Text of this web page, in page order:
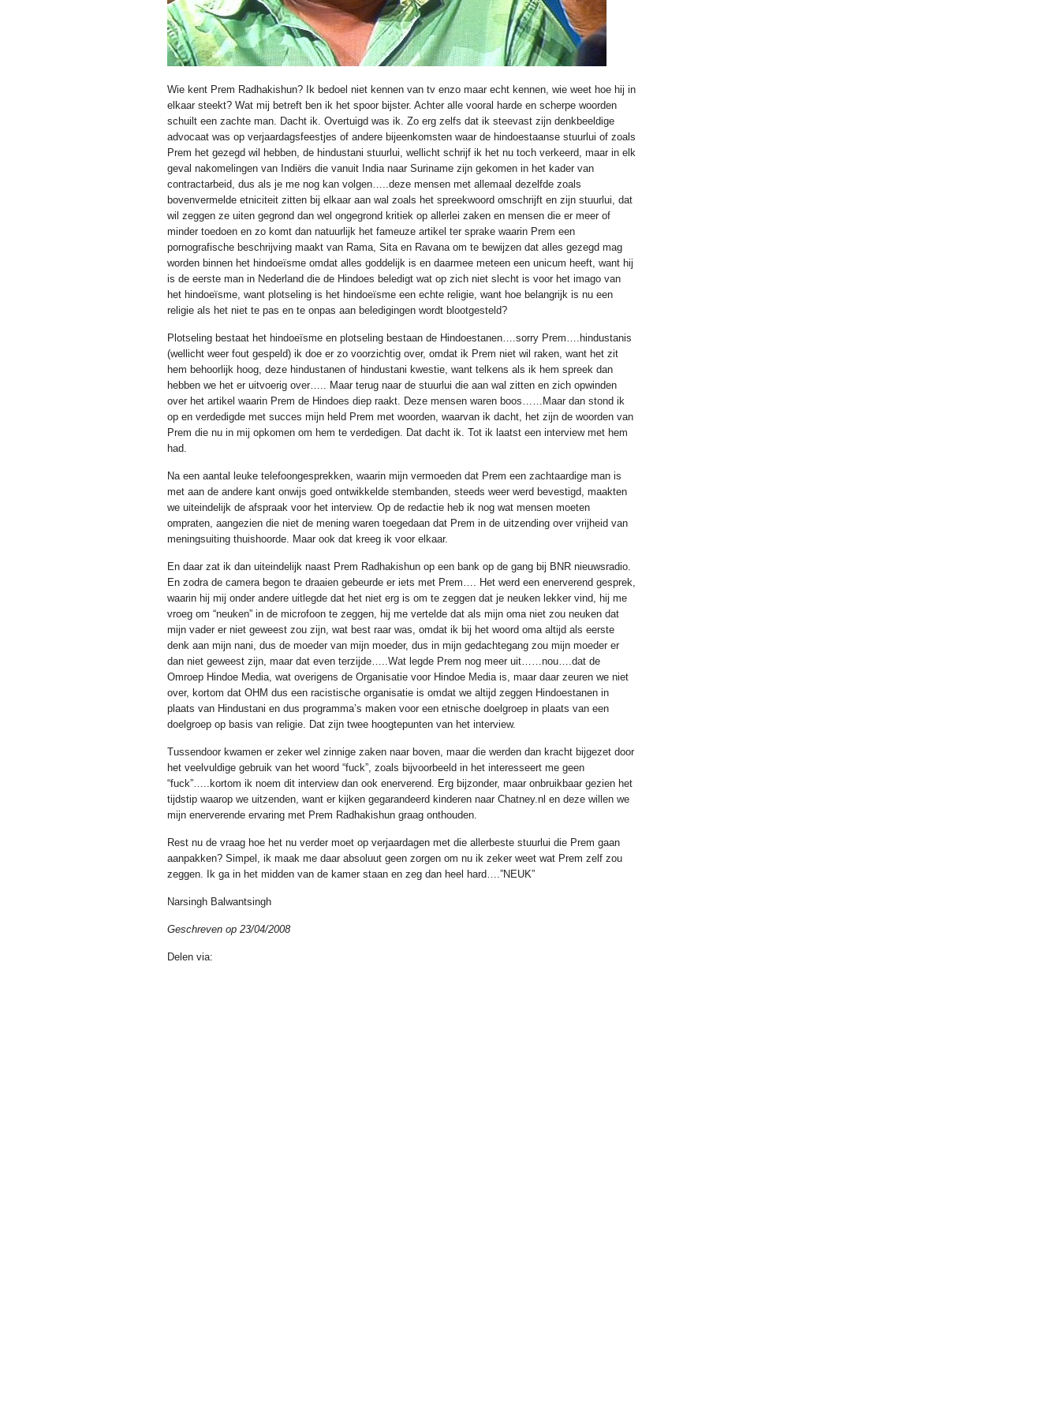
Wie kent Prem Radhakishun? Ik bedoel niet kennen van tv enzo maar echt kennen, wie weet hoe hij in
elkaar steekt? Wat mij betreft ben ik het spoor bijster. Achter alle vooral harde en scherpe woorden
schuilt een zachte man. Dacht ik. Overtuigd was ik. Zo erg zelfs dat ik steevast zijn denkbeeldige
advocaat was op verjaardagsfeestjes of andere bijeenkomsten waar de hindoestaanse stuurlui of zoals
Prem het gezegd wil hebben, de hindustani stuurlui, wellicht schrijf ik het nu toch verkeerd, maar in elk
geval nakomelingen van Indiërs die vanuit India naar Suriname zijn gekomen in het kader van
contractarbeid, dus als je me nog kan volgen…..deze mensen met allemaal dezelfde zoals
bovenvermelde etniciteit zitten bij elkaar aan wal zoals het spreekwoord omschrijft en zijn stuurlui, dat
wil zeggen ze uiten gegrond dan wel ongegrond kritiek op allerlei zaken en mensen die er meer of
minder toedoen en zo komt dan natuurlijk het fameuze artikel ter sprake waarin Prem een
pornografische beschrijving maakt van Rama, Sita en Ravana om te bewijzen dat alles gezegd mag
worden binnen het hindoeïsme omdat alles goddelijk is en daarmee meteen een unicum heeft, want hij
is de eerste man in Nederland die de Hindoes beledigt wat op zich niet slecht is voor het imago van
het hindoeïsme, want plotseling is het hindoeïsme een echte religie, want hoe belangrijk is nu een
religie als het niet te pas en te onpas aan beledigingen wordt blootgesteld?
Plotseling bestaat het hindoeïsme en plotseling bestaan de Hindoestanen….sorry Prem….hindustanis
(wellicht weer fout gespeld) ik doe er zo voorzichtig over, omdat ik Prem niet wil raken, want het zit
hem behoorlijk hoog, deze hindustanen of hindustani kwestie, want telkens als ik hem spreek dan
hebben we het er uitvoerig over….. Maar terug naar de stuurlui die aan wal zitten en zich opwinden
over het artikel waarin Prem de Hindoes diep raakt. Deze mensen waren boos……Maar dan stond ik
op en verdedigde met succes mijn held Prem met woorden, waarvan ik dacht, het zijn de woorden van
Prem die nu in mij opkomen om hem te verdedigen. Dat dacht ik. Tot ik laatst een interview met hem
had.
Na een aantal leuke telefoongesprekken, waarin mijn vermoeden dat Prem een zachtaardige man is
met aan de andere kant onwijs goed ontwikkelde stembanden, steeds weer werd bevestigd, maakten
we uiteindelijk de afspraak voor het interview. Op de redactie heb ik nog wat mensen moeten
ompraten, aangezien die niet de mening waren toegedaan dat Prem in de uitzending over vrijheid van
meningsuiting thuishoorde. Maar ook dat kreeg ik voor elkaar.
En daar zat ik dan uiteindelijk naast Prem Radhakishun op een bank op de gang bij BNR nieuwsradio.
En zodra de camera begon te draaien gebeurde er iets met Prem…. Het werd een enerverend gesprek,
waarin hij mij onder andere uitlegde dat het niet erg is om te zeggen dat je neuken lekker vind, hij me
vroeg om “neuken” in de microfoon te zeggen, hij me vertelde dat als mijn oma niet zou neuken dat
mijn vader er niet geweest zou zijn, wat best raar was, omdat ik bij het woord oma altijd als eerste
denk aan mijn nani, dus de moeder van mijn moeder, dus in mijn gedachtegang zou mijn moeder er
dan niet geweest zijn, maar dat even terzijde…..Wat legde Prem nog meer uit……nou….dat de
Omroep Hindoe Media, wat overigens de Organisatie voor Hindoe Media is, maar daar zeuren we niet
over, kortom dat OHM dus een racistische organisatie is omdat we altijd zeggen Hindoestanen in
plaats van Hindustani en dus programma’s maken voor een etnische doelgroep in plaats van een
doelgroep op basis van religie. Dat zijn twee hoogtepunten van het interview.
Tussendoor kwamen er zeker wel zinnige zaken naar boven, maar die werden dan kracht bijgezet door
het veelvuldige gebruik van het woord “fuck”, zoals bijvoorbeeld in het interesseert me geen
“fuck”…..kortom ik noem dit interview dan ook enerverend. Erg bijzonder, maar onbruikbaar gezien het
tijdstip waarop we uitzenden, want er kijken gegarandeerd kinderen naar Chatney.nl en deze willen we
mijn enerverende ervaring met Prem Radhakishun graag onthouden.
Rest nu de vraag hoe het nu verder moet op verjaardagen met die allerbeste stuurlui die Prem gaan
aanpakken? Simpel, ik maak me daar absoluut geen zorgen om nu ik zeker weet wat Prem zelf zou
zeggen. Ik ga in het midden van de kamer staan en zeg dan heel hard….”NEUK”
Narsingh Balwantsingh
Geschreven op 23/04/2008
Delen via: